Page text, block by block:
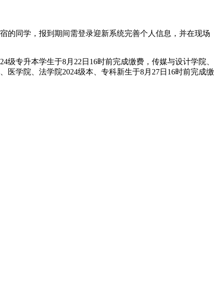
的同学，报到期间需登录迎新系统完善个人信息，并在现场
专升本学生于8月22日16时前完成缴费，传媒与设计学院、
医学院、法学院2024级本、专科新生于8月27日16时前完成缴